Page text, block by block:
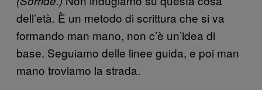
dell’età. È un metodo di scrittura che si va
formando man mano, non c’è un’idea di
base. Seguiamo delle linee guida, e poi man
mano troviamo la strada.